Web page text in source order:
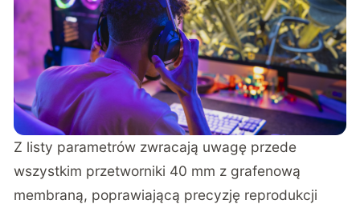
Z listy parametrów zwracają uwagę przede
wszystkim przetworniki 40 mm z grafenową
membraną, poprawiającą precyzję reprodukcji